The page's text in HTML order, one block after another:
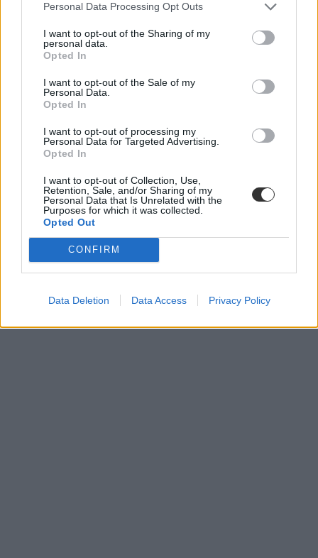
Personal Data Processing Opt Outs
I want to opt-out of the Sharing of my
personal data.
Opted In
I want to opt-out of the Sale of my
Personal Data.
Opted In
I want to opt-out of processing my
Personal Data for Targeted Advertising.
Opted In
I want to opt-out of Collection, Use,
Retention, Sale, and/or Sharing of my
Personal Data that Is Unrelated with the
Purposes for which it was collected.
Opted Out
CONFIRM
Data Deletion Data Access Privacy Policy
tüntetés az oktatásért
tanársztrájk
diákok a tanárokért
szeptemberi tüntetés